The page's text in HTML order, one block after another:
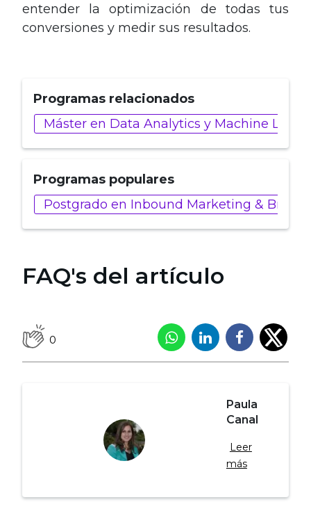
entender la optimización de todas tus
conversiones y medir sus resultados.
Programas relacionados
Máster en Data Analytics y Machine
Programas populares
Postgrado en Inbound Marketing &
FAQ's del artículo
0
Paula
Canal
Leer
más